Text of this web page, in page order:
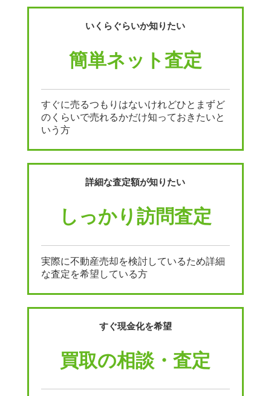
いくらぐらいか知りたい
簡単ネット査定
すぐに売るつもりはないけれどひとまずど
のくらいで売れるかだけ知っておきたいと
いう方
詳細な査定額が知りたい
しっかり訪問査定
実際に不動産売却を検討しているため詳細
な査定を希望している方
すぐ現金化を希望
買取の相談・査定